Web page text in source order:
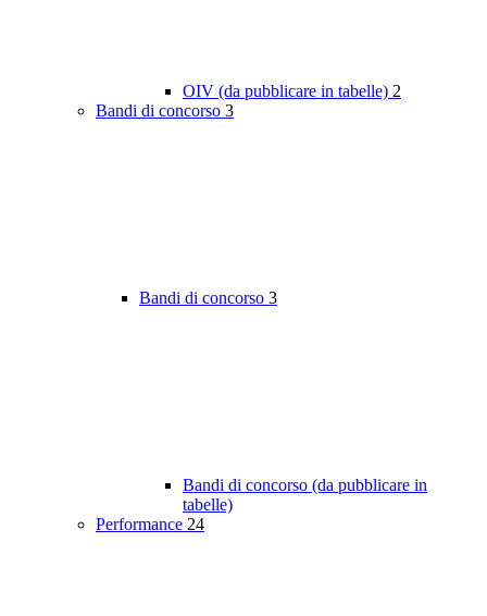
OIV (da pubblicare in tabelle) 2
Bandi di concorso 3
Bandi di concorso 3
Bandi di concorso (da pubblicare in
tabelle)
Performance 24